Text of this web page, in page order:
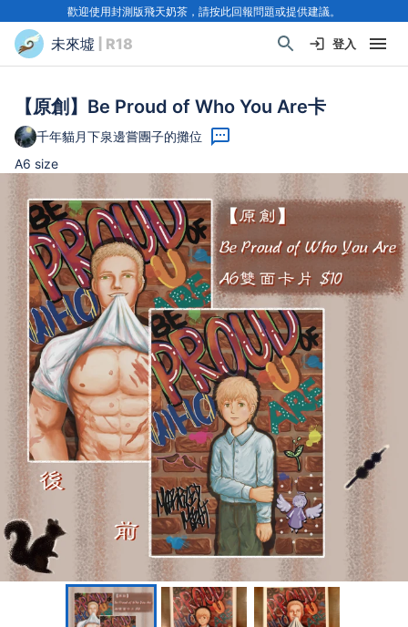
歡迎使用封測版飛天奶茶，請按此回報問題或提供建議。
未來墟 | R18 登入
【原創】Be Proud of Who You Are卡
千年貓月下泉邊嘗團子的攤位
A6 size